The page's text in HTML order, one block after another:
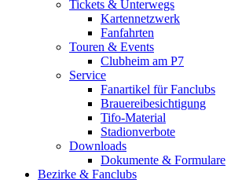
Tickets & Unterwegs
Kartennetzwerk
Fanfahrten
Touren & Events
Clubheim am P7
Service
Fanartikel für Fanclubs
Brauereibesichtigung
Tifo-Material
Stadionverbote
Downloads
Dokumente & Formulare
Bezirke & Fanclubs